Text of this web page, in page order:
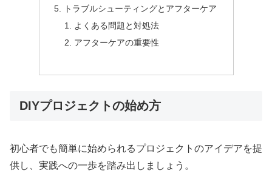
トラブルシューティングとアフターケア
よくある問題と対処法
アフターケアの重要性
DIYプロジェクトの始め方
初心者でも簡単に始められるプロジェクトのアイデアを提
供し、実践への一歩を踏み出しましょう。